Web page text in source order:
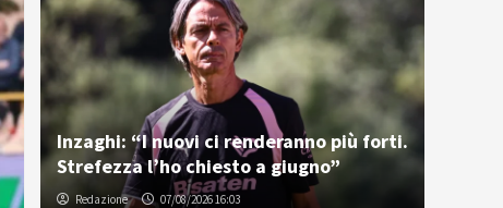
Inzaghi: “I nuovi ci renderanno più forti.
Strefezza l’ho chiesto a giugno”
Redazione 07/08/2026 16:03